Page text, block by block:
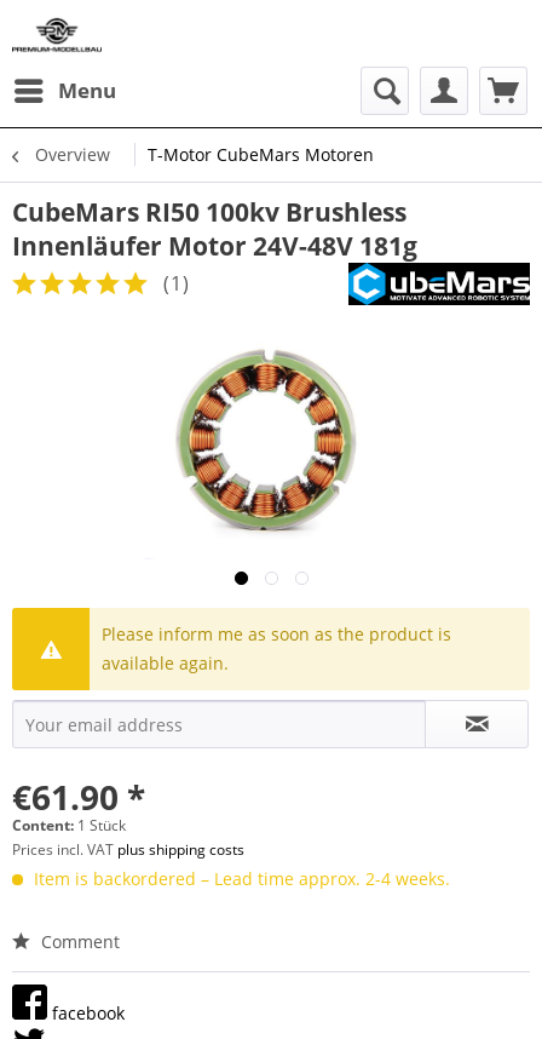
Menu
Overview T-Motor CubeMars Motoren
CubeMars RI50 100kv Brushless
Innenläufer Motor 24V-48V 181g
(1)
Please inform me as soon as the product is
available again.
€61.90 *
Content: 1 Stück
Prices incl. VAT plus shipping costs
Item is backordered – Lead time approx. 2-4 weeks.
Comment
facebook